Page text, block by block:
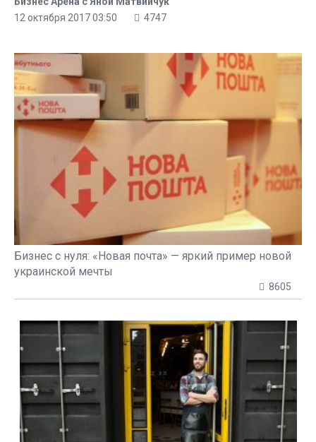
12 октября 2017 03:50
4747
Бизнес с нуля: «Новая почта» — яркий пример новой
украинской мечты
8605